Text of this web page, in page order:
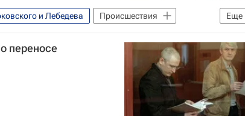
Еще
и Лебедева
Происшествия
и Лебедеву
переносе